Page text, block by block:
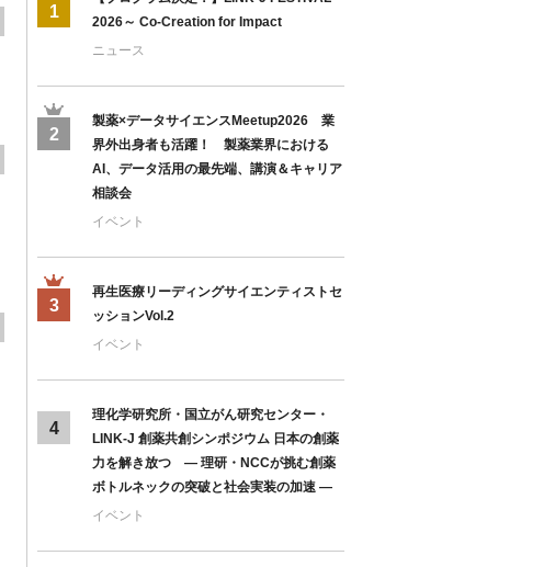
1
2026～ Co-Creation for Impact
ニュース
2
製薬×データサイエンスMeetup2026 業
界外出身者も活躍！ 製薬業界における
AI、データ活用の最先端、講演＆キャリア
相談会
イベント
3
再生医療リーディングサイエンティストセ
ッションVol.2
イベント
4
理化学研究所・国立がん研究センター・
LINK-J 創薬共創シンポジウム 日本の創薬
力を解き放つ ― 理研・NCCが挑む創薬
ボトルネックの突破と社会実装の加速 ―
イベント